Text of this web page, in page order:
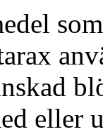
eller